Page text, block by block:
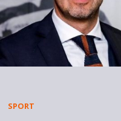
SPORT